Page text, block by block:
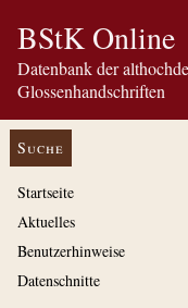
BStK Online
Datenbank der
Glossenhandschriften
Suche
Startseite
Aktuelles
Benutzerhinweise
Datenschnitte